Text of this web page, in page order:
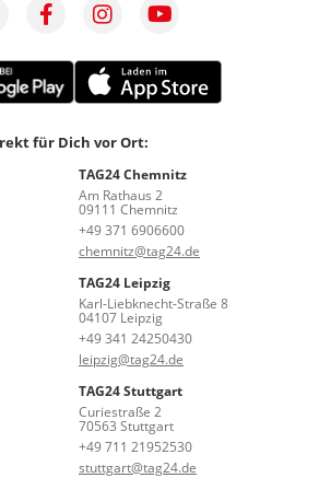
für Dich vor Ort:
TAG24 Chemnitz
Am Rathaus 2
09111 Chemnitz
+49 371 6906600
chemnitz@tag24.de
TAG24 Leipzig
Karl-Liebknecht-Straße 8
04107 Leipzig
+49 341 24250430
leipzig@tag24.de
TAG24 Stuttgart
Curiestraße 2
70563 Stuttgart
+49 711 21952530
stuttgart@tag24.de